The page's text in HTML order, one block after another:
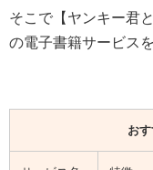
そこで【ヤンキー君
の電子書籍サービス
お